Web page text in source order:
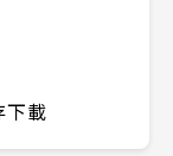
下載